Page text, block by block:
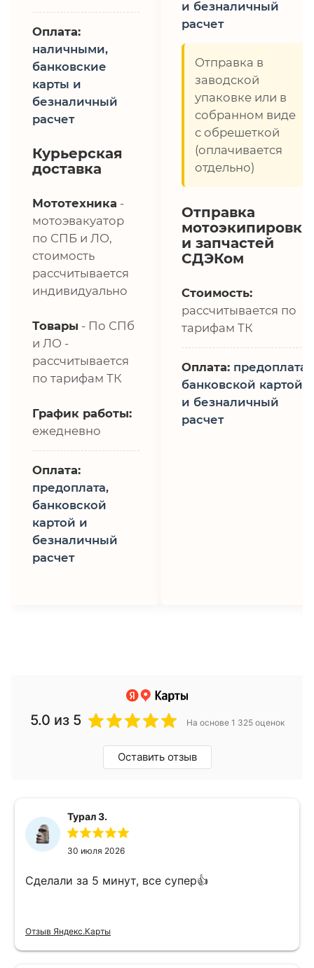
Оплата:
наличными,
банковские
карты и
безналичный
расчет
Курьерская
доставка
Мототехника -
мотоэвакуатор
по СПБ и ЛО,
стоимость
рассчитывается
индивидуально
Товары - По СПб
и ЛО -
рассчитывается
по тарифам ТК
График работы:
ежедневно
Оплата:
предоплата,
банковской
картой и
безналичный
расчет
и безналичный
расчет
Отправка в
заводской
упаковке или в
собранном виде
с обрешеткой
(оплачивается
отдельно)
Отправка
мотоэкипировки
и запчастей
СДЭКом
Стоимость:
рассчитывается по
тарифам ТК
Оплата: предоплата,
банковской картой
и безналичный
расчет
5.0 из 5 На основе 1 325 оценок
Оставить отзыв
Турал З.
30 июля 2026
Сделали за 5 минут, все супер👍
Отзыв Яндекс.Карты